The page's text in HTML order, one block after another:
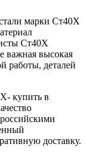
марки Ст40Х
Ст40Х
важная высокая
работы, деталей
купить в
доставку.